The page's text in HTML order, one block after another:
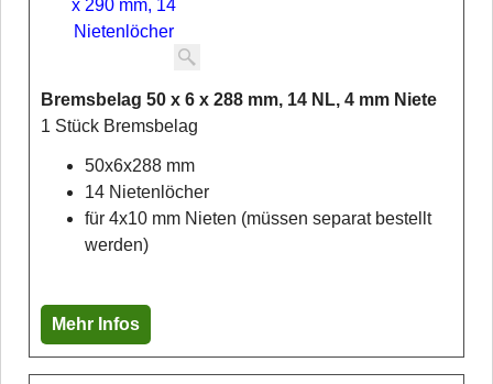
Bremsbelag 50 x 6 x 288 mm, 14 NL, 4 mm Niete
1 Stück Bremsbelag
50x6x288 mm
14 Nietenlöcher
für 4x10 mm Nieten (müssen separat bestellt
werden)
Mehr Infos